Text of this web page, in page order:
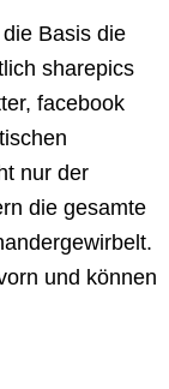
Basis die
sharepics
facebook
nur der
die gesamte
und können